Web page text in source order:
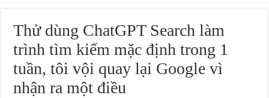
Thử dùng ChatGPT Search làm
trình tìm kiếm mặc định trong 1
tuần, tôi vội quay lại Google vì
nhận ra một điều